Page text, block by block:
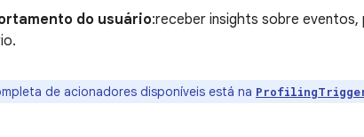
do usuário:receber insights sobre eventos,
de acionadores disponíveis está na